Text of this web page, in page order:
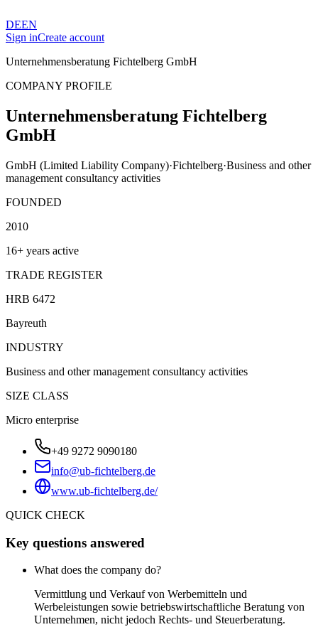
DEEN
Sign inCreate account
Unternehmensberatung Fichtelberg GmbH
COMPANY PROFILE
Unternehmensberatung Fichtelberg
GmbH
GmbH (Limited Liability Company)·Fichtelberg·Business and other
management consultancy activities
FOUNDED
2010
16+ years active
TRADE REGISTER
HRB 6472
Bayreuth
INDUSTRY
Business and other management consultancy activities
SIZE CLASS
Micro enterprise
+49 9272 9090180
info@ub-fichtelberg.de
www.ub-fichtelberg.de/
QUICK CHECK
Key questions answered
What does the company do?
Vermittlung und Verkauf von Werbemitteln und
Werbeleistungen sowie betriebswirtschaftliche Beratung von
Unternehmen, nicht jedoch Rechts- und Steuerberatung.